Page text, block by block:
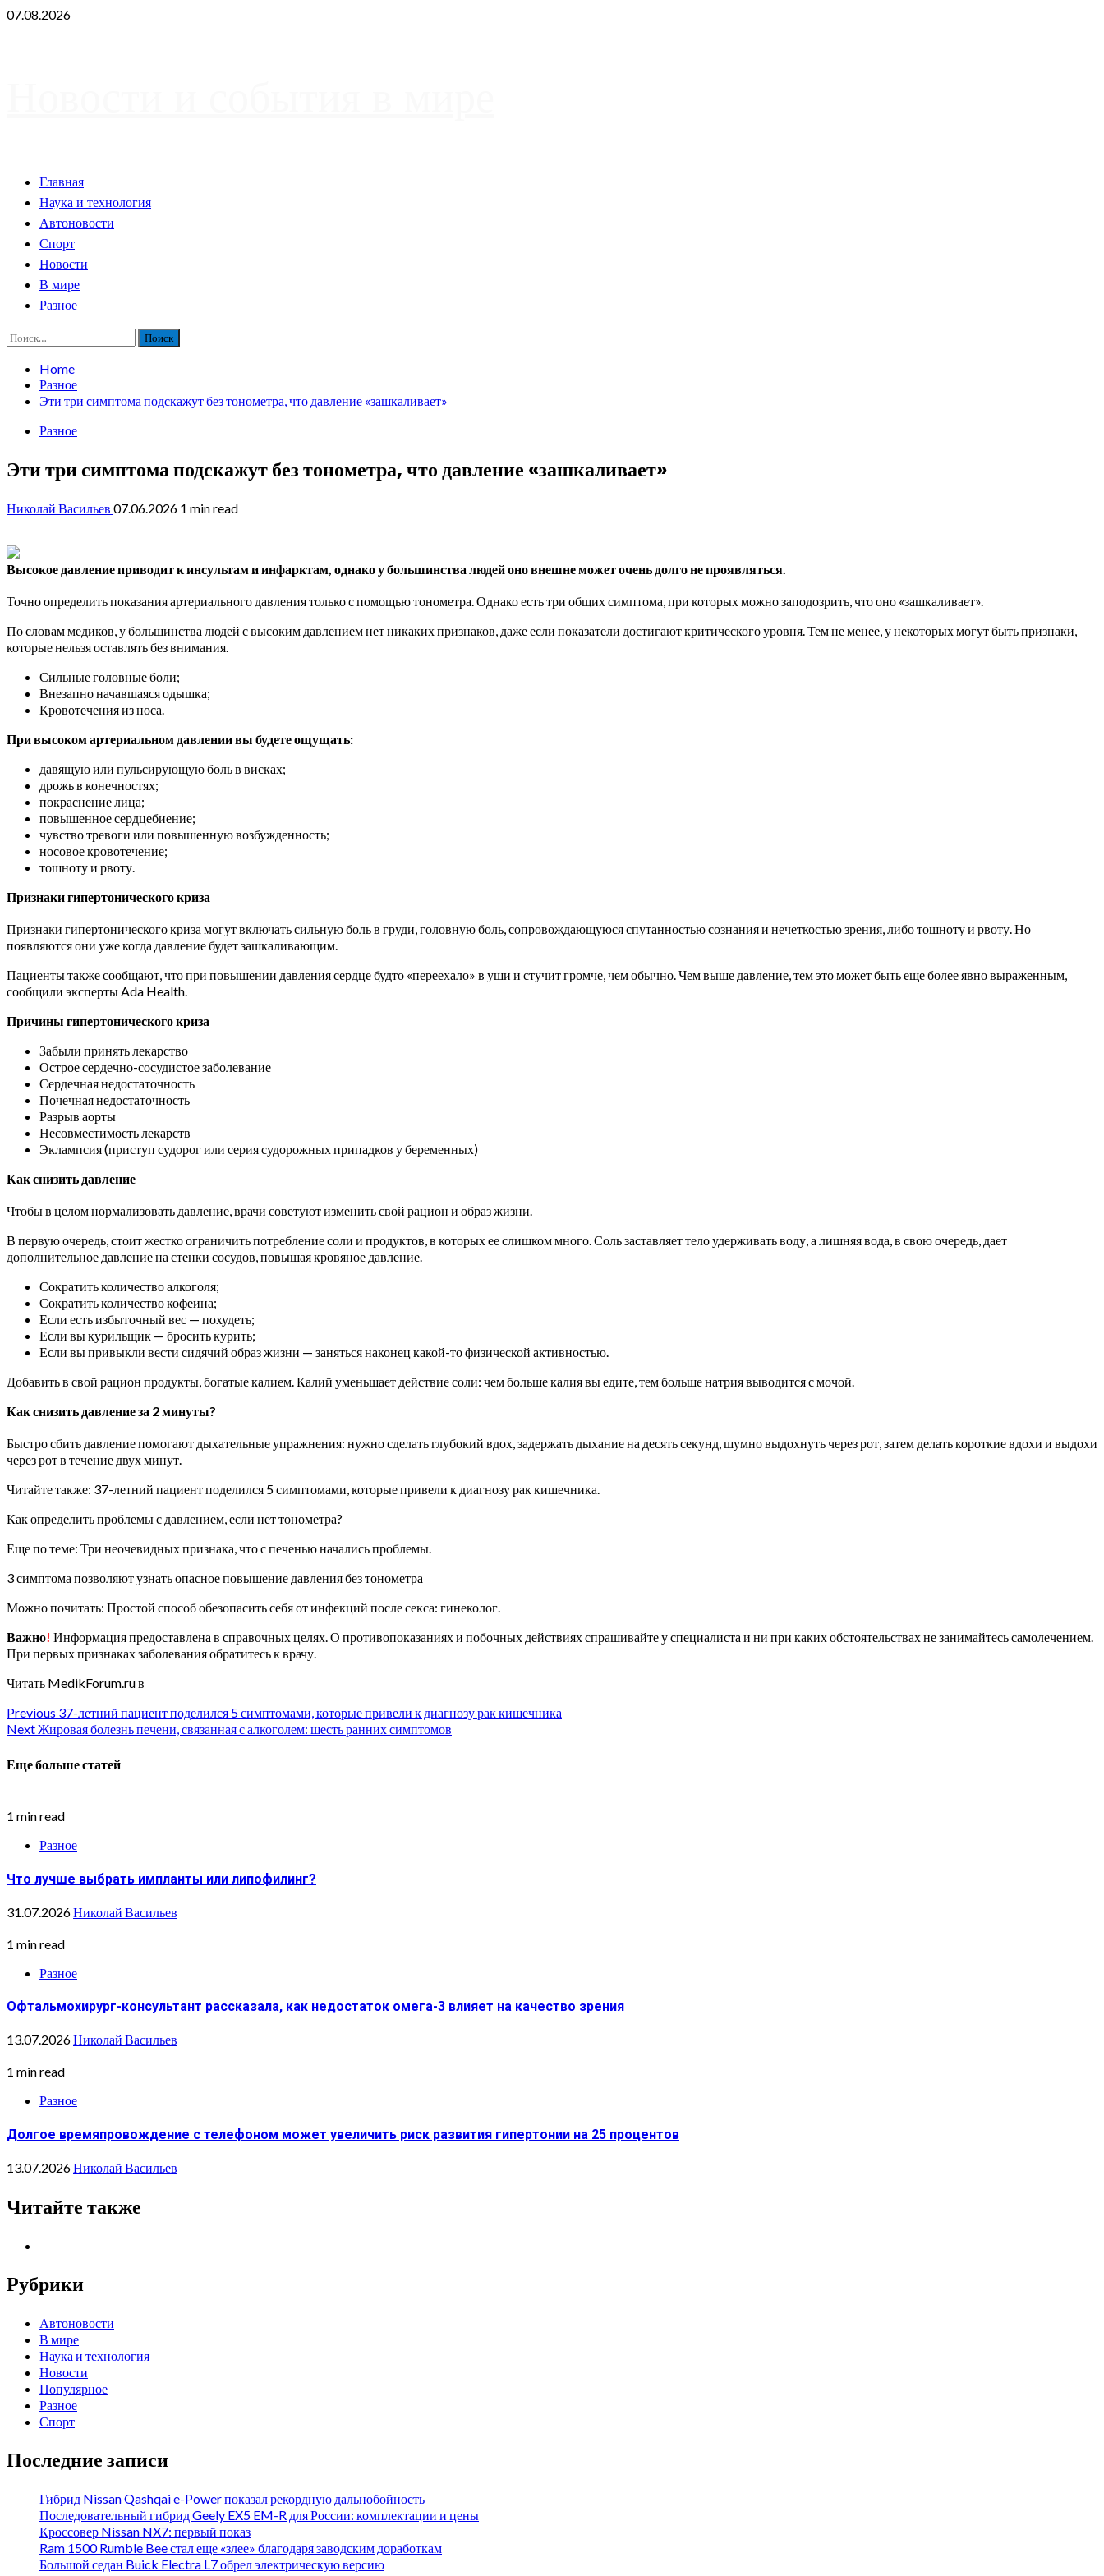
Skip
07.08.2026
PrimaryГлавная
Наука и технология
Автоновости
Спорт
Новости
В мире
Разное
Найти:
Home
Разное
Эти три симптома подскажут без тонометра, что давление «зашкаливает»
Разное
Эти три симптома подскажут без тонометра, что давление «зашкаливает»
Николай Васильев 07.06.2026 1 min read
Высокое давление приводит к инсультам и инфарктам, однако у большинства людей оно внешне может очень долго не проявляться.
Точно определить показанияартериального давления только с помощью тонометра. Однако есть три общих симптома, при которых можно заподозрить, что оно «зашкаливает».
По словам медиков, у большинства людей с высоким давлением нет никаких признаков, даже если показатели достигают критического уровня. Тем не менее, у некоторых могут быть признаки,
которые нельзя оставлять без внимания.
Сильные головные боли;
Внезапно начавшаяся одышка;
Кровотечения из носа.
При высоком артериальном давлении вы будете ощущать:
давящую или пульсирующую боль в висках;
дрожь в конечностях;
покраснение лица;
повышенное сердцебиение;
чувство тревоги или повышенную возбужденность;
носовое кровотечение;
тошноту и рвоту.
Признаки гипертонического криза
Признаки гипертонического криза могут включать сильную боль в груди, головную боль, сопровождающуюся спутанностью сознания и нечеткостью зрения, либо тошноту и рвоту. Но
появляются они уже когда давление будет зашкаливающим.
Пациенты также сообщают, что при повышении давления сердце будто «переехало» в уши и стучит громче, чем обычно. Чем выше давление, тем это может быть еще более явно выраженным,
сообщили эксперты Ada Health.
Причины гипертонического криза
Забыли принять лекарство
Острое сердечно-сосудистое заболевание
Сердечная недостаточность
Почечная недостаточность
Разрыв аорты
Несовместимость лекарств
Эклампсия (приступ судорог или серия судорожных припадков у беременных)
Как снизить давление
Чтобы в целом нормализовать давление, врачи советуют изменить свой рацион и образ жизни.
В первую очередь, стоит жестко ограничить потребление соли и продуктов, в которых ее слишком много. Соль заставляет тело удерживать воду, а лишняя вода, в свою очередь, дает
дополнительное давление на стенки сосудов, повышая кровяное давление.
Сократить количество алкоголя;
Сократить количество кофеина;
Если есть избыточный вес — похудеть;
Если вы курильщик — бросить курить;
Если вы привыкли вести сидячий образ жизни — заняться наконец какой-то физической активностью.
Добавить в свой рацион продукты, богатые калием. Калий уменьшает действие соли: чем больше калия вы едите, тем больше натрия выводится с мочой.
Как снизить давление за 2 минуты?
Быстро сбить давление помогают дыхательные упражнения: нужно сделать глубокий вдох, задержать дыхание на десять секунд, шумно выдохнуть через рот, затем делать короткие вдохи и выдохи
через рот в течение двух минут.
Читайте также: 37-летний пациент поделился 5 симптомами, которые привели к диагнозу рак кишечника.
Как определить проблемы с давлением, если нет тонометра?
Еще по теме: Три неочевидных признака, что с печенью начались проблемы.
3 симптома позволяют узнать опасное повышение давления без тонометра
Можно почитать: Простой способ обезопасить себя от инфекций после секса: гинеколог.
Важно! Информация предоставлена в справочных целях. О противопоказаниях и побочных действиях спрашивайте у специалиста и ни при каких обстоятельствах не занимайтесь самолечением.
При первых признаках заболевания обратитесь к врачу.
Читать MedikForum.ru в
Continue
Previous 37-летний пациент поделился 5 симптомами, которые привели к диагнозу рак кишечника
NextЖировая болезнь печени, связанная с алкоголем: шесть ранних симптомов
Еще больше статей
1 min read
Разное
Что лучше выбрать импланты или липофилинг?
31.07.2026Николай Васильев
1 min read
Разное
Офтальмохирург-консультант рассказала, как недостаток омега-3 влияет на качество зрения
13.07.2026Николай Васильев
1 min read
Разное
Долгое времяпровождение с телефоном может увеличить риск развития гипертонии на 25 процентов
13.07.2026Николай Васильев
Читайте также
Рубрики
Автоновости
В мире
Наука и технология
Новости
Популярное
Разное
Спорт
Последние записи
Гибрид Nissan Qashqai e-Power показал рекордную дальнобойность
Последовательный гибрид Geely EX5 EM-R для России: комплектации и цены
Кроссовер Nissan NX7: первый показ
Ram 1500 Rumble Bee стал еще «злее» благодаря заводским доработкам
Большой седан Buick Electra L7 обрел электрическую версию